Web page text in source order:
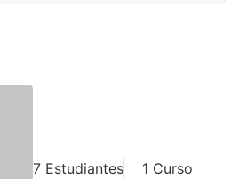
7 Estudiantes 1 Curso